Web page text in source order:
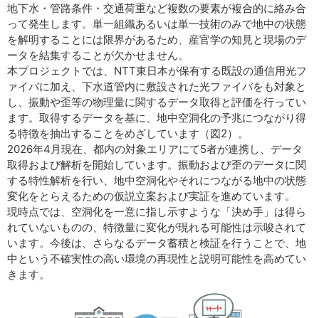
地下水・管路条件・交通荷重など複数の要素が複合的に絡み合
って発生します。単一組織あるいは単一技術のみで地中の状態
を解明することには限界があるため、産官学の知見と現場のデ
ータを結集することが欠かせません。
本プロジェクトでは、NTT東日本が保有する既設の通信用光フ
ァイバに加え、下水道管内に敷設された光ファイバをも対象と
し、振動や歪等の物理量に関するデータ取得と評価を行ってい
ます。取得するデータを基に、地中空洞化の予兆につながり得
る特徴を抽出することをめざしています（図2）。
2026年4月現在、都内の対象エリアにて5者が連携し、データ
取得および解析を開始しています。振動および歪のデータに関
する特性解析を行い、地中空洞化やそれにつながる地中の状態
変化をとらえるための仮説立案および実証を進めています。
現時点では、空洞化を一意に指し示すような「決め手」は得ら
れていないものの、特徴量に変化が現れる可能性は示唆されて
います。今後は、さらなるデータ蓄積と検証を行うことで、地
中という不確実性の高い環境の再現性と説明可能性を高めてい
きます。